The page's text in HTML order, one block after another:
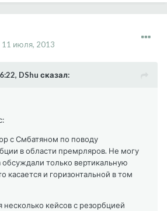
11 июля, 2013
DShu сказал:
с Смбатяном по поводу
в области премрляров. Не могу
обсуждали только вертикальную
касается и горизонтальной в том
кейсов с резорбцией